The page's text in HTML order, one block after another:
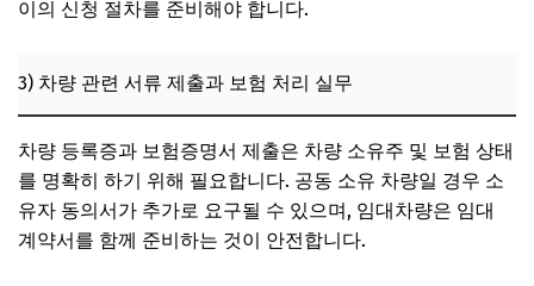
이의 신청 절차를 준비해야 합니다.
3) 차량 관련 서류 제출과 보험 처리 실무
차량 등록증과 보험증명서 제출은 차량 소유주 및 보험 상태
를 명확히 하기 위해 필요합니다. 공동 소유 차량일 경우 소
유자 동의서가 추가로 요구될 수 있으며, 임대차량은 임대
계약서를 함께 준비하는 것이 안전합니다.